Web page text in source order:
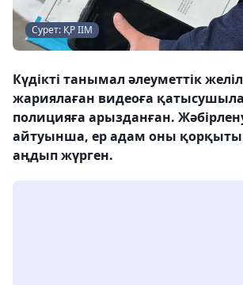
Сурет: ҚР ІІМ
Күдікті танымал әлеуметтік
жариялаған видеоға
полицияға арызданған.
айтуынша, ер адам оны
аңдып жүрген.